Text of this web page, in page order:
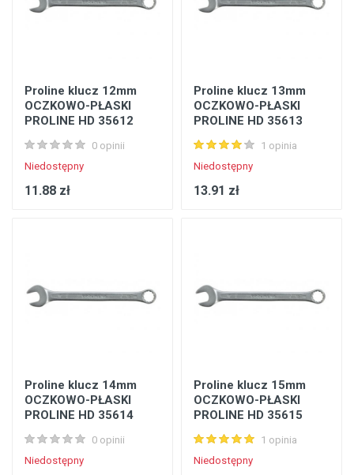
Proline klucz 12mm
OCZKOWO-PŁASKI
PROLINE HD 35612
0 opinii
Niedostępny
11.88 zł
Proline klucz 13mm
OCZKOWO-PŁASKI
PROLINE HD 35613
1 opinia
Niedostępny
13.91 zł
Proline klucz 14mm
OCZKOWO-PŁASKI
PROLINE HD 35614
0 opinii
Niedostępny
Proline klucz 15mm
OCZKOWO-PŁASKI
PROLINE HD 35615
1 opinia
Niedostępny